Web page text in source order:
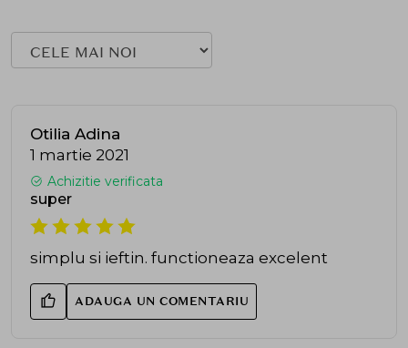
Otilia Adina
1 martie 2021
Achizitie verificata
super
simplu si ieftin. functioneaza excelent
ADAUGA UN COMENTARIU